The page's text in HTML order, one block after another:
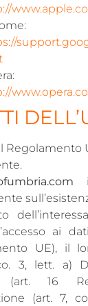
ai
UE), il
3, lett. a)
(art. 16
(art. 7,